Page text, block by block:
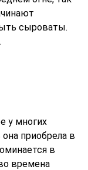
сыроваты.
у многих
приобрела в
в
времена